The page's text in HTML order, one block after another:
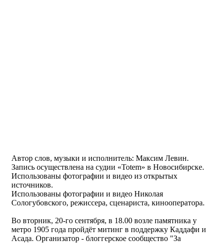
Автор слов, музыки и исполнитель: Максим Левин.
Запись осуществлена на судии «Totem» в Новосибирске.
Использованы фотографии и видео из открытых
источников.
Использованы фотографии и видео Николая
Сологубовского, режиссера, сценариста, кинооператора.
Во вторник, 20-го сентября, в 18.00 возле памятника у
метро 1905 года пройдёт митинг в поддержку Каддафи и
Асада. Организатор - блоггерское сообщество "За